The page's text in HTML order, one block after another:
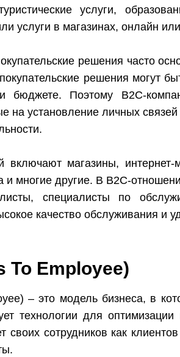
услуги,
услуги в магазинах, онлайн
решения часто
решения могут
бюджете. Поэтому B2C-
на установление личных
включают магазины,
и многие другие. В B2C-
специалисты по
качество обслуживания и
To Employee)
– это модель бизнеса, в
технологии для
своих сотрудников как